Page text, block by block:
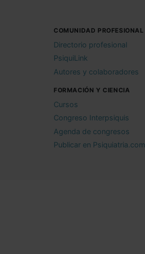
COMUNIDAD PROFESIONAL
Directorio profesional
PsiquiLink
Autores y colaboradores
FORMACIÓN Y CIENCIA
Cursos
Congreso Interpsiquis
Agenda de congresos
Publicar en Psiquiatria.com